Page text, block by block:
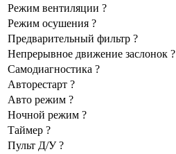
Режим вентиляции ?
Режим осушения ?
Предварительный фильтр ?
Непрерывное движение заслонок ?
Самодиагностика ?
Авторестарт ?
Авто режим ?
Ночной режим ?
Таймер ?
Пульт Д/У ?